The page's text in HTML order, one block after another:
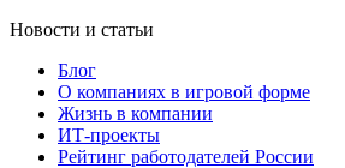
Новости и статьи
Блог
О компаниях в игровой форме
Жизнь в компании
ИТ-проекты
Рейтинг работодателей России